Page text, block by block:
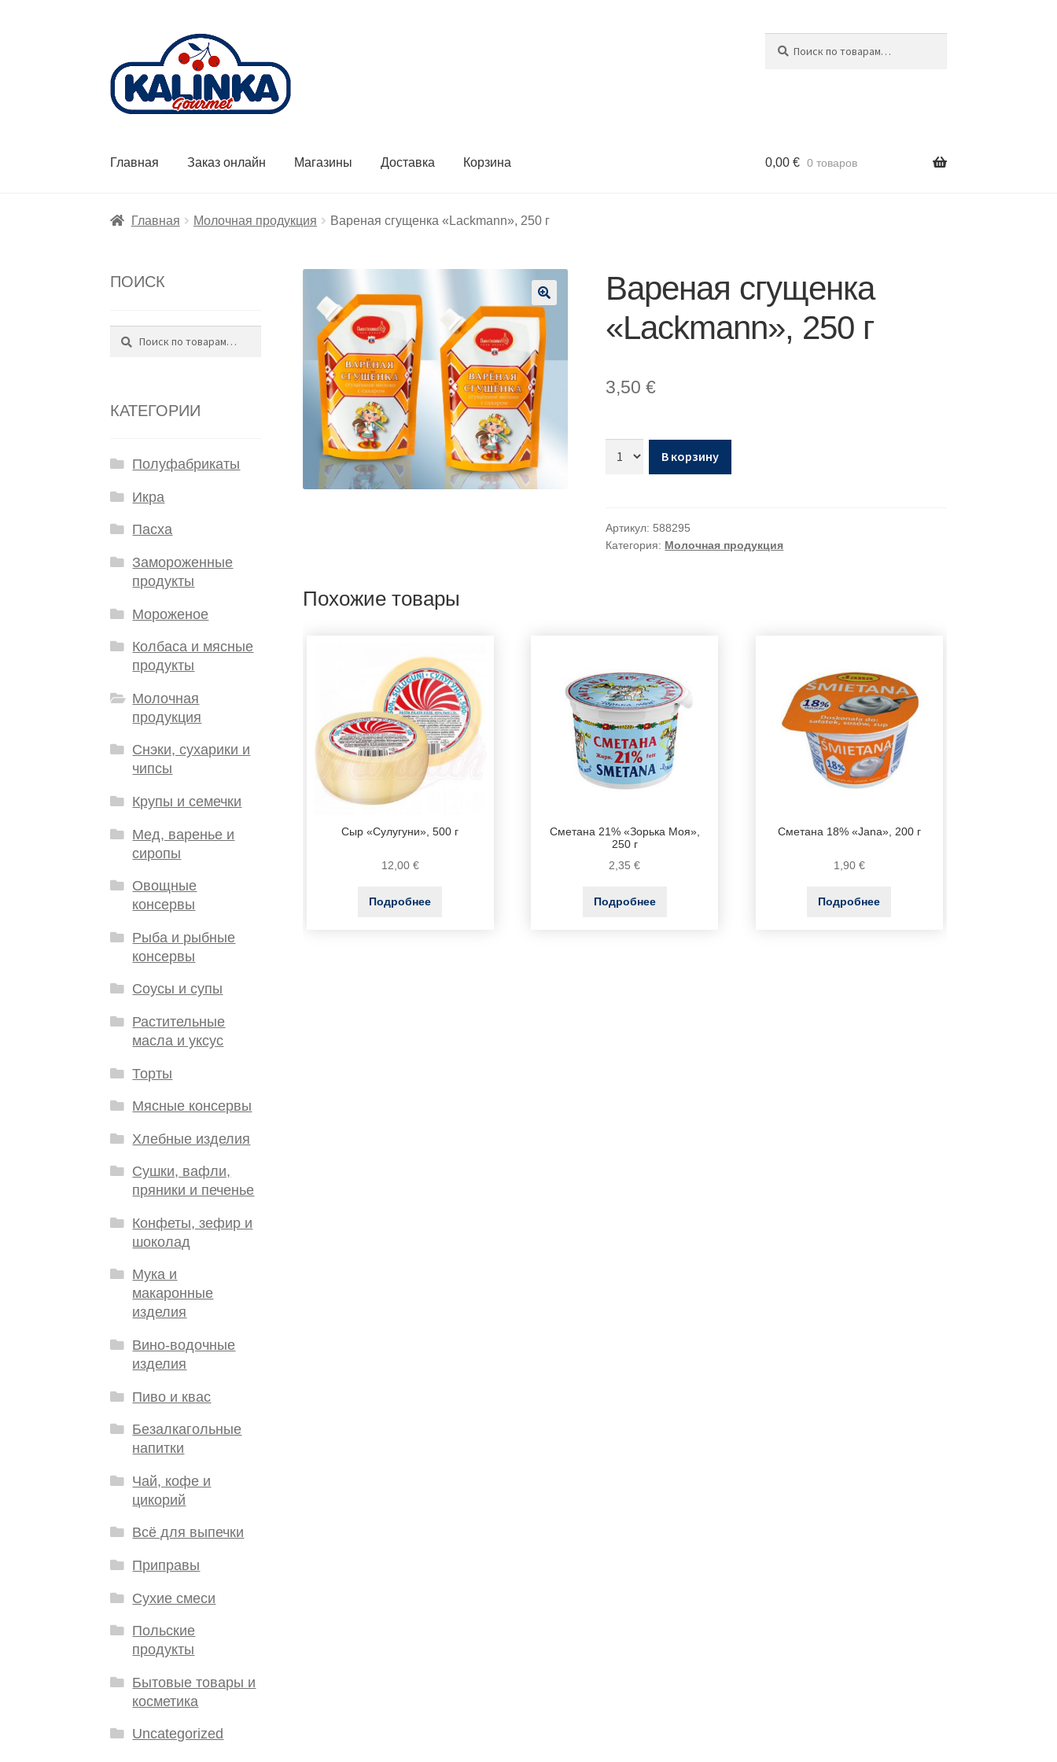
навигации
содержимому
Главная Заказ онлайн Магазины Доставка Корзина 0,00 € 0 товаров
Главная Молочная продукция Вареная сгущенка «Lackmann», 250 г
🔍
Вареная сгущенка
«Lackmann», 250 г
3,50€
В корзину
Артикул: 588295
Категория: Молочная продукция
Похожие товары
Сыр «Сулугуни», 500 г
12,00 €
Подробнее
Сметана 21% «Зорька Моя»,
250 г
2,35€
Подробнее
Сметана 18% «Jana», 200 г
1,90 €
Подробнее
ПОИСК
Искать:
Поиск
КАТЕГОРИИ
Полуфабрикаты
Икра
Пасха
Замороженные
продукты
Мороженое
Колбаса и мясные
продукты
Молочная
продукция
Снэки, сухарики и
чипсы
Крупы и семечки
Мед, варенье и
сиропы
Овощные
консервы
Рыба и рыбные
консервы
Соусы и супы
Растительные
масла и уксус
Торты
Мясные консервы
Хлебные изделия
Сушки, вафли,
пряники и печенье
Конфеты, зефир и
шоколад
Мука и
макаронные
изделия
Вино-водочные
изделия
Пиво и квас
Безалкагольные
напитки
Чай, кофе и
цикорий
Всё для выпечки
Приправы
Сухие смеси
Польские
продукты
Бытовые товары и
косметика
Uncategorized